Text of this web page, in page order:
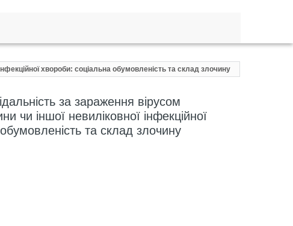
хвороби: соціальна обумовленість та склад злочину
за зараження вірусом
чи іншої невиліковної інфекційної
та склад злочину